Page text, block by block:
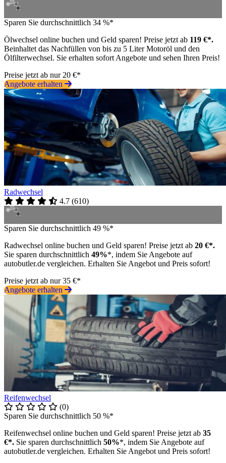
Sparen Sie durchschnittlich 34 %*
Ölwechsel online buchen und Geld sparen! Preise jetzt ab 119 €*.
Beinhaltet das Nachfüllen von bis zu 5 Liter Motoröl und den
Ölfilterwechsel. Sie erhalten sofort Angebote und sehen Ihren Preis!
Preise jetzt ab nur 20 €*
Angebote erhalten
Radwechsel
4.7 (610)
Sparen Sie durchschnittlich 49 %*
Radwechsel online buchen und Geld sparen! Preise jetzt ab 20 €*.
Sie sparen durchschnittlich 49%*, indem Sie Angebote auf
autobutler.de vergleichen. Erhalten Sie Angebot und Preis sofort!
Preise jetzt ab nur 35 €*
Angebote erhalten
Reifenwechsel
(0)
Sparen Sie durchschnittlich 50 %*
Reifenwechsel online buchen und Geld sparen! Preise jetzt ab 35
€*. Sie sparen durchschnittlich 50%*, indem Sie Angebote auf
autobutler.de vergleichen. Erhalten Sie Angebot und Preis sofort!